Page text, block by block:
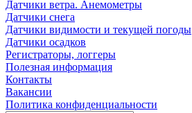
Датчики ветра. Анемометры
Датчики снега
Датчики видимости и текущей погоды
Датчики осадков
Регистраторы, логгеры
Полезная информация
Контакты
Вакансии
Политика конфиденциальности